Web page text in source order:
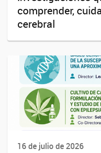
comprender,
cerebral
16 de julio de 2026